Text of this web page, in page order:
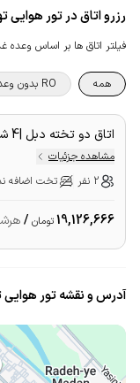
رزرو اتاق در تور هوایی
فیلتر اتاق ها بر اساس وعده
همه RO بدون وعده غذایی
اتاق دو تخته دبل |4 شب و 5 روز | هوایی ✈️/ 1عدد
مشاهده جزئیات
2 نفر
تخت اضافه
19,126,666تومان /
آدرس و نقشه تور هوایی